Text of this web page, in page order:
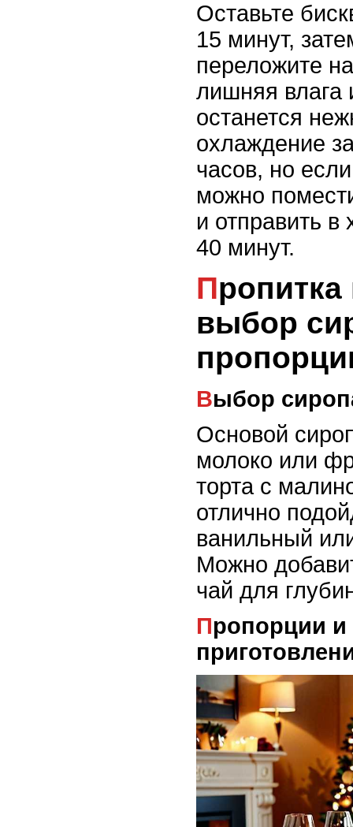
Оставьте
15 минут,
переложите
лишняя влага
останется
охлаждение
часов, но
можно
и отправить в
40 минут.
Пропитка коржей:
выбор
Выбор
Основой
молоко или
торта с
отлично
ванильный
Можно
чай для
Пропорции и способ